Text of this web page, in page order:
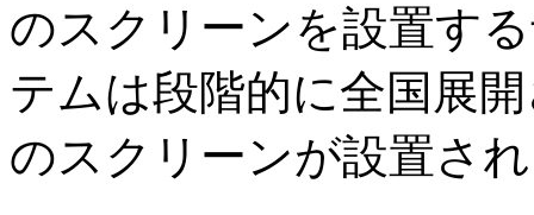
のスクリーンを設置す
テムは段階的に全国展
のスクリーンが設置さ